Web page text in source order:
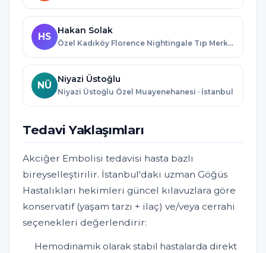
HS
Hakan Solak
Özel Kadıköy Florence Nightingale Tıp Merkezi · İstanbul
NÜ
Niyazi Üstoğlu
Niyazi Üstoğlu Özel Muayenehanesi · İstanbul
Tedavi Yaklaşımları
Akciğer Embolisi tedavisi hasta bazlı
bireyselleştirilir. İstanbul'daki uzman Göğüs
Hastalıkları hekimleri güncel kılavuzlara göre
konservatif (yaşam tarzı + ilaç) ve/veya cerrahi
seçenekleri değerlendirir:
Hemodinamik olarak stabil hastalarda direkt